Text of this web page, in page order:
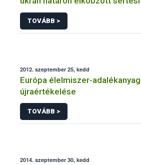
TOVÁBB >
2012. szeptember 25, kedd
Európa élelmiszer-
újraértékelése
TOVÁBB >
2014. szeptember 30, kedd